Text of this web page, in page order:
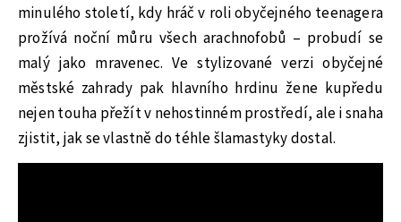
minulého století, kdy hráč v roli obyčejného teenagera
prožívá noční můru všech arachnofobů – probudí se
malý jako mravenec. Ve stylizované verzi obyčejné
městské zahrady pak hlavního hrdinu žene kupředu
nejen touha přežít v nehostinném prostředí, ale i snaha
zjistit, jak se vlastně do téhle šlamastyky dostal.